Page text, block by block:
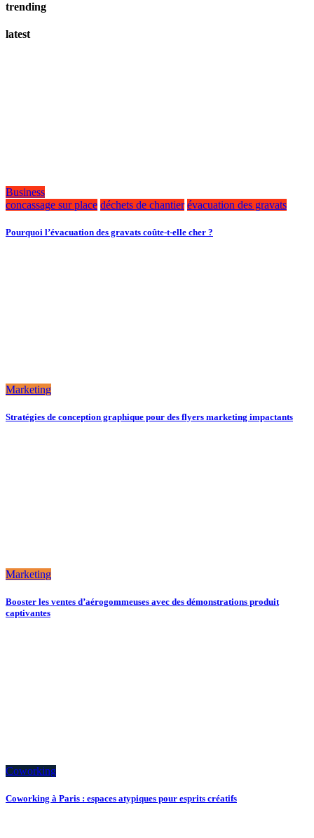
trending
latest
Business
concassage sur place déchets de chantier évacuation des gravats
Pourquoi l’évacuation des gravats coûte-t-elle cher ?
Marketing
Stratégies de conception graphique pour des flyers marketing impactants
Marketing
Booster les ventes d’aérogommeuses avec des démonstrations produit
captivantes
Coworking
Coworking à Paris : espaces atypiques pour esprits créatifs